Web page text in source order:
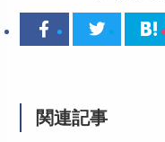
関連記事